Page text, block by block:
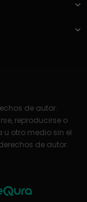
de autor.
reproducirse o
otro medio sin el
de autor.